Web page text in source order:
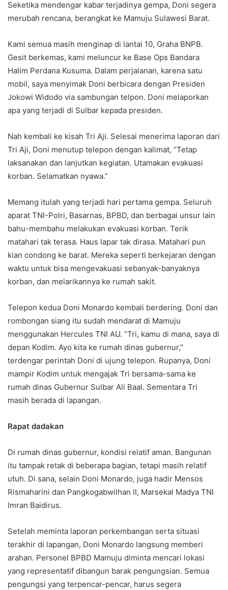
Seketika mendengar kabar terjadinya gempa, Doni segera
merubah rencana, berangkat ke Mamuju Sulawesi Barat.
Kami semua masih menginap di lantai 10, Graha BNPB.
Gesit berkemas, kami meluncur ke Base Ops Bandara
Halim Perdana Kusuma. Dalam perjalanan, karena satu
mobil, saya menyimak Doni berbicara dengan Presiden
Jokowi Widodo via sambungan telpon. Doni melaporkan
apa yang terjadi di Sulbar kepada presiden.
Nah kembali ke kisah Tri Aji. Selesai menerima laporan dari
Tri Aji, Doni menutup telepon dengan kalimat, “Tetap
laksanakan dan lanjutkan kegiatan. Utamakan evakuasi
korban. Selamatkan nyawa.”
Memang itulah yang terjadi hari pertama gempa. Seluruh
aparat TNI-Polri, Basarnas, BPBD, dan berbagai unsur lain
bahu-membahu melakukan evakuasi korban. Terik
matahari tak terasa. Haus lapar tak dirasa. Matahari pun
kian condong ke barat. Mereka seperti berkejaran dengan
waktu untuk bisa mengevakuasi sebanyak-banyaknya
korban, dan melarikannya ke rumah sakit.
Telepon kedua Doni Monardo kembali berdering. Doni dan
rombongan siang itu sudah mendarat di Mamuju
menggunakan Hercules TNI AU. “Tri, kamu di mana, saya di
depan Kodim. Ayo kita ke rumah dinas gubernur,”
terdengar perintah Doni di ujung telepon. Rupanya, Doni
mampir Kodim untuk mengajak Tri bersama-sama ke
rumah dinas Gubernur Sulbar Ali Baal. Sementara Tri
masih berada di lapangan.
Rapat dadakan
Di rumah dinas gubernur, kondisi relatif aman. Bangunan
itu tampak retak di beberapa bagian, tetapi masih relatif
utuh. Di sana, selain Doni Monardo, juga hadir Mensos
Rismaharini dan Pangkogabwilhan II, Marsekal Madya TNI
Imran Baidirus.
Setelah meminta laporan perkembangan serta situasi
terakhir di lapangan, Doni Monardo langsung memberi
arahan. Personel BPBD Mamuju diminta mencari lokasi
yang representatif dibangun barak pengungsian. Semua
pengungsi yang terpencar-pencar, harus segera